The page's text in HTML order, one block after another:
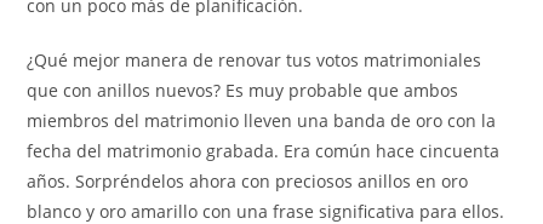
con un poco más de planificación.
¿Qué mejor manera de renovar tus votos matrimoniales
que con anillos nuevos? Es muy probable que ambos
miembros del matrimonio lleven una banda de oro con la
fecha del matrimonio grabada. Era común hace cincuenta
años. Sorpréndelos ahora con preciosos anillos en oro
blanco y oro amarillo con una frase significativa para ellos.